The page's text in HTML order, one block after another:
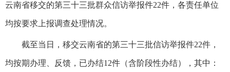
云南省移交的第三十三批群众信访举报件22件，各责任单位
均按要求上报调查处理情况。
截至当日，移交云南省的第三十三批信访举报件22件，
均按期办理、反馈，已办结12件（含阶段性办结），其中：